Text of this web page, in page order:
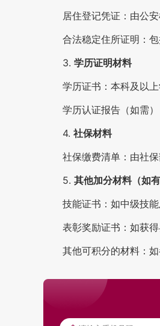
居住登记凭证：由公
合法稳定住所证明：
3. 学历证明材料
学历证书：本科及以
学历认证报告（如需
4. 社保材料
社保缴费清单：由社
5. 其他加分材料（如有
技能证书：如中级技
表彰奖励证书：如获
其他可积分的材料：